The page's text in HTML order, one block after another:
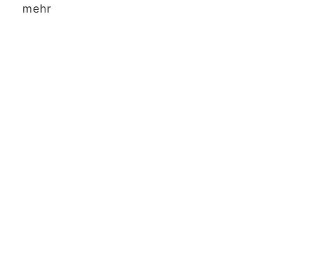
mehr